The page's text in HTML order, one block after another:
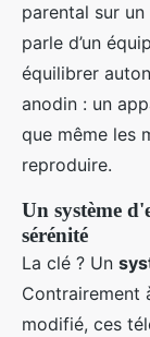
parental sur
parle d’un
équilibrer
anodin : un
que même les
reproduire.
Un système
sérénité
La clé ? Un
Contrairement
modifié, ces